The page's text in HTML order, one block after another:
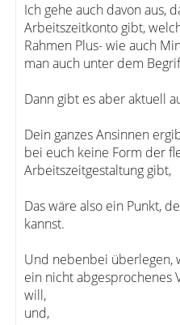
Ich gehe auch davon aus,
Arbeitszeitkonto gibt,
Rahmen Plus- wie auch
man auch unter dem
Dann gibt es aber aktuell
Dein ganzes Ansinnen
bei euch keine Form der
Arbeitszeitgestaltung gibt,
Das wäre also ein Punkt,
kannst.
Und nebenbei überlegen,
ein nicht abgesprochenes
will,
und,